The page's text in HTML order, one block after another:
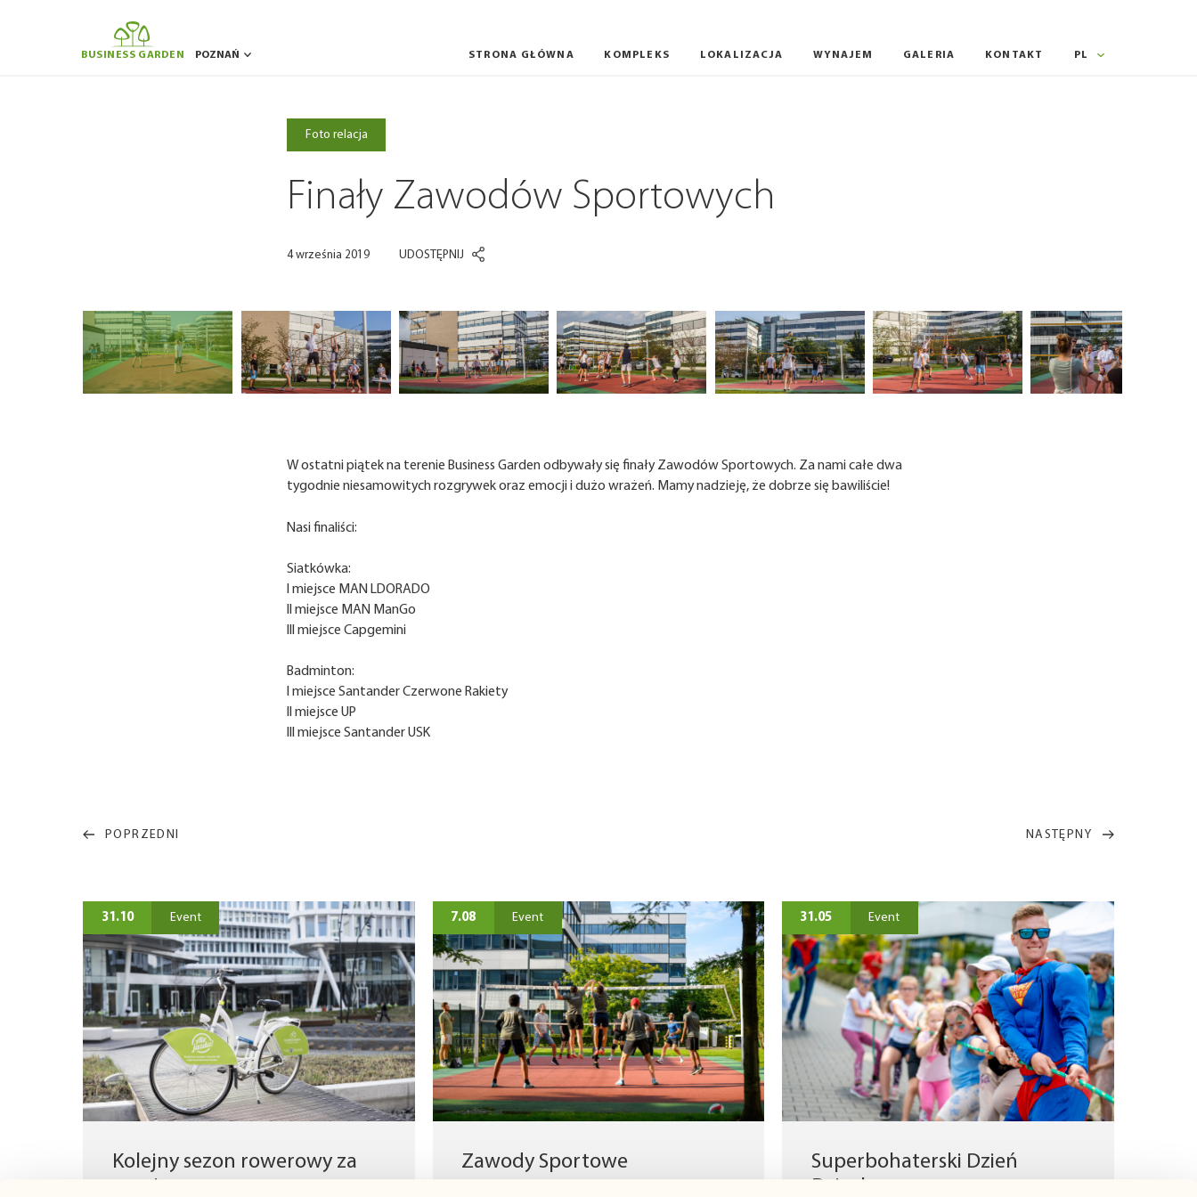
BUSINESS GARDEN POZNAŃ STRONA GŁÓWNA KOMPLEKS LOKALIZACJA WYNAJEM GALERIA KONTAKT PL
Foto relacja
Finały Zawodów Sportowych
4 września 2019 UDOSTĘPNIJ
W ostatni piątek na terenie Business Garden odbywały się finały Zawodów Sportowych. Za nami całe dwa
tygodnie niesamowitych rozgrywek oraz emocji i dużo wrażeń. Mamy nadzieję, że dobrze się bawiliście!
Nasi finaliści:
Siatkówka:
I miejsce MAN LDORADO
II miejsce MAN ManGo
III miejsce Capgemini
Badminton:
I miejsce Santander Czerwone Rakiety
II miejsce UP
III miejsce Santander USK
POPRZEDNI NASTĘPNY
31.10 Event
Kolejny sezon rowerowy za
7.08 Event
Zawody Sportowe
31.05 Event
Superbohaterski Dzień